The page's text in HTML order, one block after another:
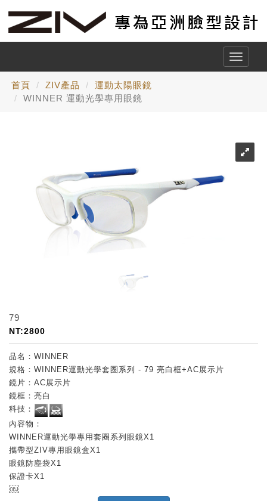
Toggle
首頁 ZIV產品
運動太陽眼鏡
WINNER 運動光學專用眼鏡
79
NT:2800
品名：WINNER
規格：WINNER運動光學套圈系列 - 79 亮白框+AC展示片
鏡片：AC展示片
鏡框：亮白
科技：
內容物：
WINNER運動光學專用套圈系列眼鏡X1
攜帶型ZIV專用眼鏡盒X1
眼鏡防塵袋X1
保證卡X1
￼